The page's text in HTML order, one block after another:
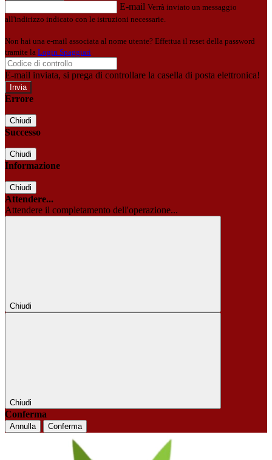
E-mail Verrà inviato un messaggio
all'indirizzo indicato con le istruzioni necessarie.
Non hai una e-mail associata al nome utente? Effettua il reset della password
tramite la Login Spaggiari
E-mail inviata, si prega di controllare la casella di posta elettronica!
Errore
Chiudi
Successo
Chiudi
Informazione
Chiudi
Attendere...
Attendere il completamento dell'operazione...
Chiudi
Chiudi
Conferma
Annulla Conferma